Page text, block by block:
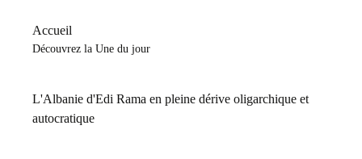
Accueil
Découvrez la Une du jour
L'Albanie d'Edi Rama en pleine dérive oligarchique et
autocratique